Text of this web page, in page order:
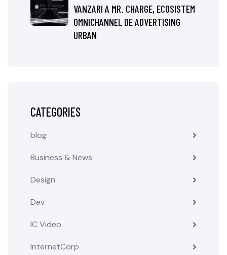
VANZARI A MR. CHARGE, ECOSISTEM
OMNICHANNEL DE ADVERTISING
URBAN
CATEGORIES
blog
Business & News
Design
Dev
IC Video
InternetCorp